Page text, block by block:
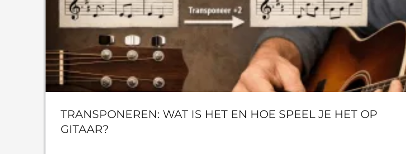
TRANSPONEREN: WAT IS HET EN HOE SPEEL JE HET OP
GITAAR?